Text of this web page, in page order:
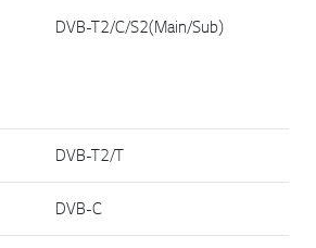
DVB-T2/C/S2(Main/Sub)
DVB-T2/T
DVB-C